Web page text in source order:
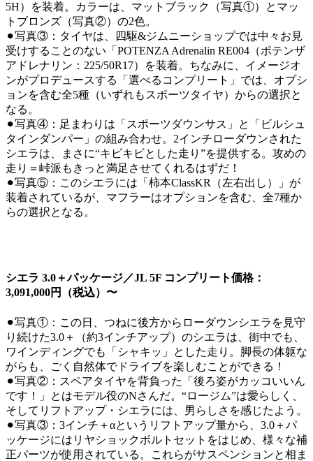
5H）を装着。カラーは、マットブラック（写真①）とマッ
トブロンズ（写真②）の2色。
⚫︎写真③：タイヤは、四駆&ジムニーショップでは中々お見
受けすることのない「POTENZA Adrenalin RE004（ポテンザ
アドレナリン：225/50R17）を装着。ちなみに、イメージオ
ンがプロデュースする「選べるコンプリート」では、オプシ
ョンを含む全5種（いずれもスポーツタイヤ）からの選択と
なる。
⚫︎写真④：足まわりは「スポーツダウンサス」と「ビルシュ
タインダンパー」の組み合わせ。2インチローダウンされた
シエラは、まさに“キビキビとした走り”を提供する。攻めの
走り＝峠派もきっと満足させてくれるはずだ！
⚫︎写真⑤：このシエラには「柿本ClassKR（左右出し）」が
装着されているが、マフラーはオプションを含む、全7種か
らの選択となる。
シエラ 3.0＋パッケージ／JL 5F コンプリート価格：
3,091,000円（税込）〜
⚫︎写真①：この日、つねに後方からローダウンシエラを見守
り続けた3.0＋（約3インチアップ）のシエラは、街中でも、
ワインディングでも「シャキッ」とした走り。脚長の体躯な
がらも、ごく自然体でドライブを楽しむことができる！
⚫︎写真②：スペアタイヤを背負った「後ろ姿がカッコいいん
です！」とはモデル役のNさんだ。“ロージム”は愛らしく、
そしてリフトアップ・シエラには、男らしさを感じたよう。
⚫︎写真③：3インチ＋αというリフトアップ量から、3.0＋パ
ッケージにはリヤショックボルトセットをはじめ、様々な補
正パーツが使用されている。これらがサスペンションと相ま